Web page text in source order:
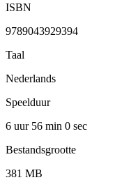
ISBN
9789043929394
Taal
Nederlands
Speelduur
6 uur 56 min 0 sec
Bestandsgrootte
381 MB